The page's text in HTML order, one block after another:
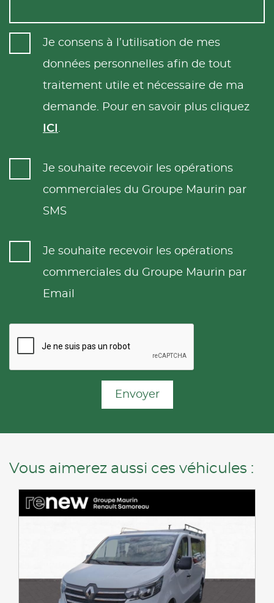
Je consens à l’utilisation de mes
données personnelles afin de tout
traitement utile et nécessaire de ma
demande. Pour en savoir plus cliquez
ICI .
Je souhaite recevoir les opérations
commerciales du Groupe Maurin par
SMS
Je souhaite recevoir les opérations
commerciales du Groupe Maurin par
Email
Envoyer
Vous aimerez aussi ces véhicules :